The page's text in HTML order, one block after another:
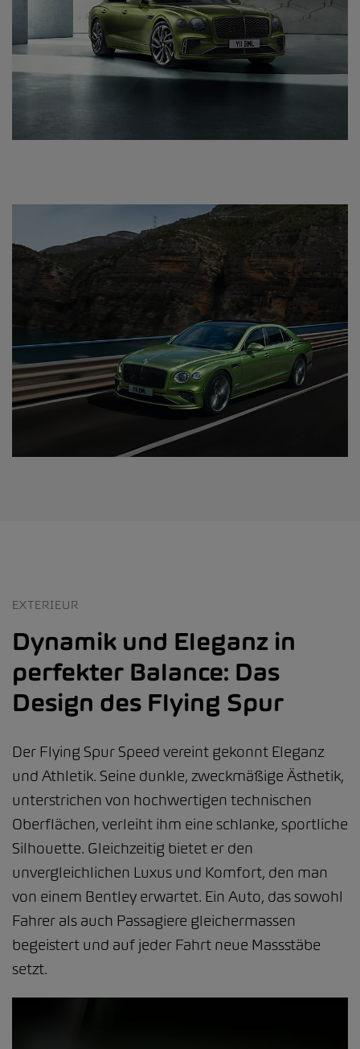
EXTERIEUR
Dynamik und Eleganz in
perfekter Balance: Das
Design des Flying Spur
Der Flying Spur Speed vereint gekonnt Eleganz
und Athletik. Seine dunkle, zweckmäßige Ästhetik,
unterstrichen von hochwertigen technischen
Oberflächen, verleiht ihm eine schlanke, sportliche
Silhouette. Gleichzeitig bietet er den
unvergleichlichen Luxus und Komfort, den man
von einem Bentley erwartet. Ein Auto, das sowohl
Fahrer als auch Passagiere gleichermassen
begeistert und auf jeder Fahrt neue Massstäbe
setzt.